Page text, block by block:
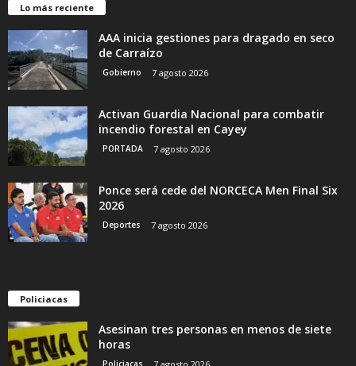
Lo más reciente
AAA inicia gestiones para dragado en seco
de Carraízo
Gobierno 7 agosto 2026
Activan Guardia Nacional para combatir
incendio forestal en Cayey
PORTADA 7 agosto 2026
Ponce será cede del NORCECA Men Final Six
2026
Deportes 7 agosto 2026
Policiacas
Asesinan tres personas en menos de siete
horas
Policiacas